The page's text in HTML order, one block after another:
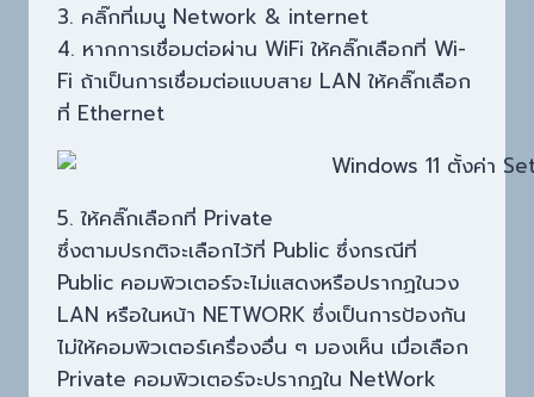
3. คลิ๊กที่เมนู Network & internet
4. หากการเชื่อมต่อผ่าน WiFi ให้คลิ๊กเลือกที่ Wi-
Fi ถ้าเป็นการเชื่อมต่อแบบสาย LAN ให้คลิ๊กเลือก
ที่ Ethernet
5. ให้คลิ๊กเลือกที่ Private
ซึ่งตามปรกติจะเลือกไว้ที่ Public ซึ่งกรณีที่
Public คอมพิวเตอร์จะไม่แสดงหรือปรากฏในวง
LAN หรือในหน้า NETWORK ซึ่งเป็นการป้องกัน
ไม่ให้คอมพิวเตอร์เครื่องอื่น ๆ มองเห็น เมื่อเลือก
Private คอมพิวเตอร์จะปรากฏใน NetWork